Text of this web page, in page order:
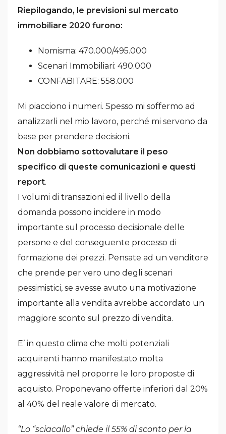
Riepilogando, le previsioni sul mercato
immobiliare 2020 furono:
Nomisma: 470.000/495.000
Scenari Immobiliari: 490.000
CONFABITARE: 558.000
Mi piacciono i numeri. Spesso mi soffermo ad
analizzarli nel mio lavoro, perché mi servono da
base per prendere decisioni.
Non dobbiamo sottovalutare il peso
specifico di queste comunicazioni e questi
report.
I volumi di transazioni ed il livello della
domanda possono incidere in modo
importante sul processo decisionale delle
persone e del conseguente processo di
formazione dei prezzi. Pensate ad un venditore
che prende per vero uno degli scenari
pessimistici, se avesse avuto una motivazione
importante alla vendita avrebbe accordato un
maggiore sconto sul prezzo di vendita.
E’ in questo clima che molti potenziali
acquirenti hanno manifestato molta
aggressività nel proporre le loro proposte di
acquisto. Proponevano offerte inferiori dal 20%
al 40% del reale valore di mercato.
“Lo “sciacallo” chiede il 55% di sconto per la